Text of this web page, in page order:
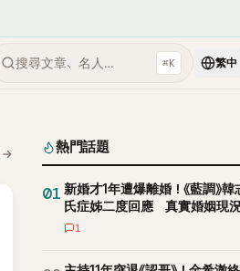
搜尋文章、名人… ⌘K 繁中
→ 熱門話題
01 新婚才1年遭爆離婚！《藍調》
氏症姊二度回應 真實婚姻現
1